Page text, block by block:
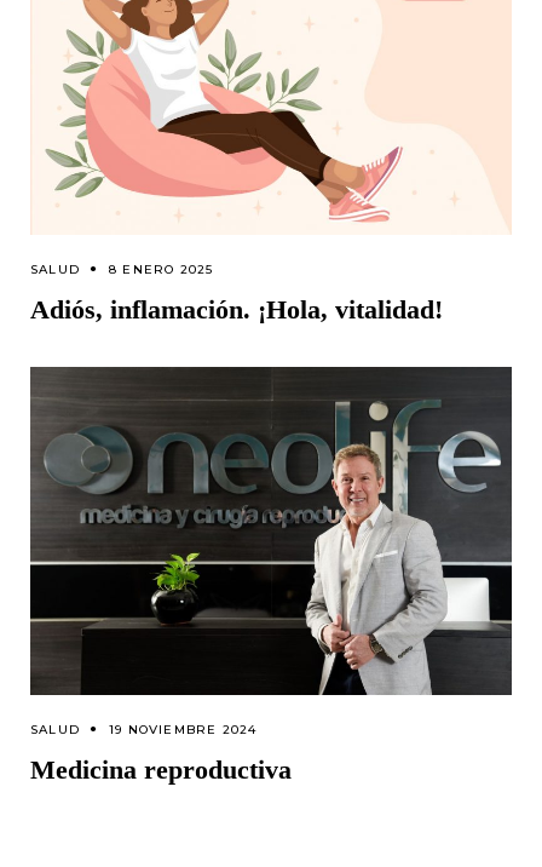
SALUD 8 ENERO 2025
Adiós, inflamación. ¡Hola, vitalidad!
SALUD 19 NOVIEMBRE 2024
Medicina reproductiva